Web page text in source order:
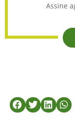
Assine